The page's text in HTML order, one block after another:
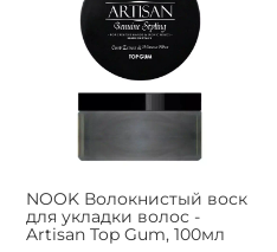
NOOK Волокнистый воск
для укладки волос -
Artisan Top Gum, 100мл